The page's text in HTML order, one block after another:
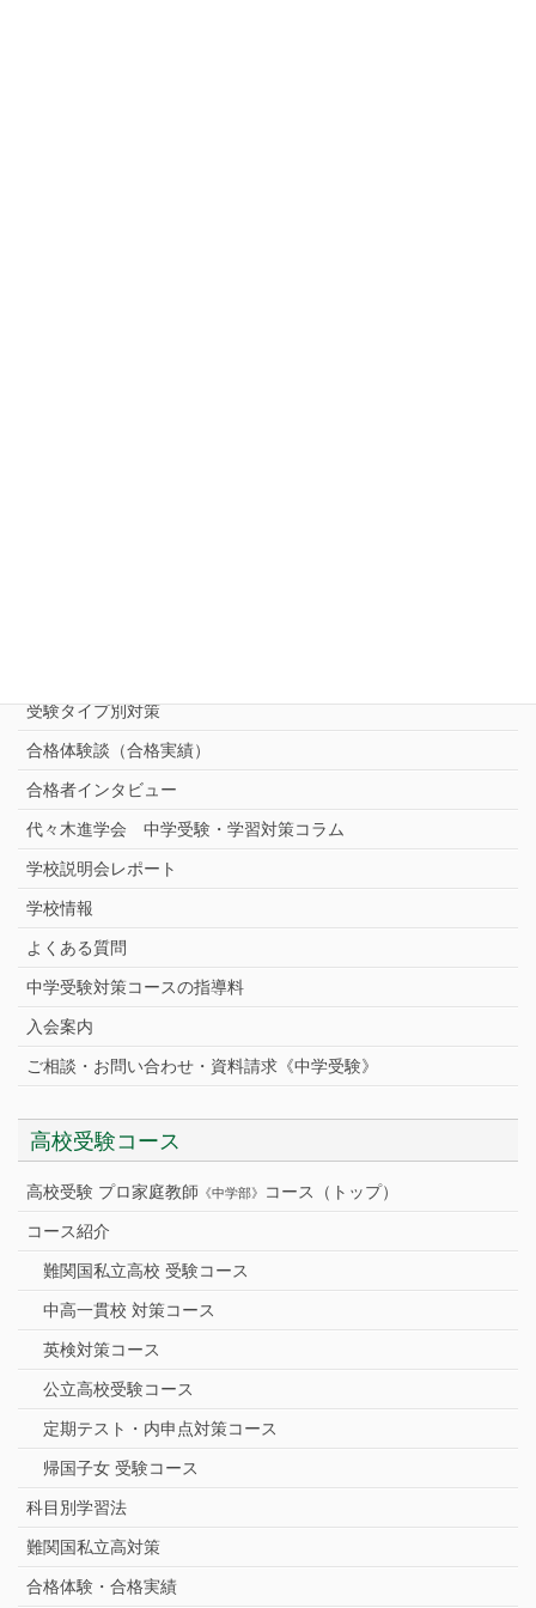
受験タイプ別対策
合格体験談（合格実績）
合格者インタビュー
代々木進学会 中学受験・学習対策コラム
学校説明会レポート
学校情報
よくある質問
中学受験対策コースの指導料
入会案内
ご相談・お問い合わせ・資料請求《中学受験》
高校受験コース
高校受験 プロ家庭教師 《中学部》 コース（トップ）
コース紹介
難関国私立高校 受験コース
中高一貫校 対策コース
英検対策コース
公立高校受験コース
定期テスト・内申点対策コース
帰国子女 受験コース
科目別学習法
難関国私立高対策
合格体験・合格実績